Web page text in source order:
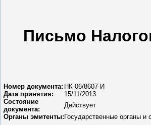
Письмо
Номер документа: НК-06/8607-И
Дата принятия:
15/11/2013
Состояние
документа:
Действует
Органы эмитенты:Государственные органы и